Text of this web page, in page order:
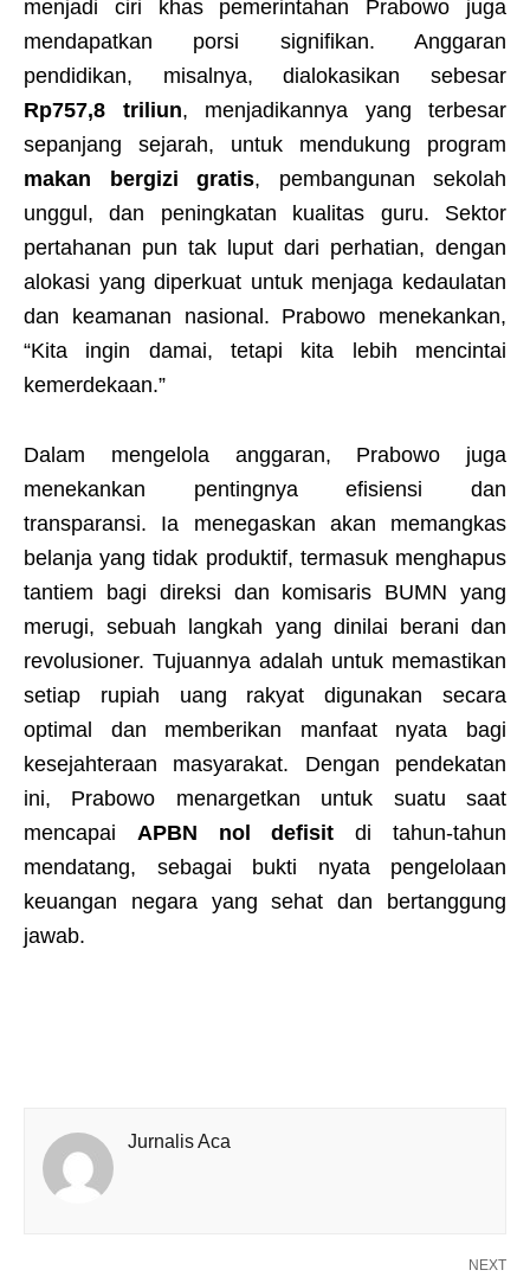
menjadi ciri khas pemerintahan Prabowo juga
mendapatkan porsi signifikan. Anggaran
pendidikan, misalnya, dialokasikan sebesar
Rp757,8 triliun, menjadikannya yang terbesar
sepanjang sejarah, untuk mendukung program
makan bergizi gratis, pembangunan sekolah
unggul, dan peningkatan kualitas guru. Sektor
pertahanan pun tak luput dari perhatian, dengan
alokasi yang diperkuat untuk menjaga kedaulatan
dan keamanan nasional. Prabowo menekankan,
“Kita ingin damai, tetapi kita lebih mencintai
kemerdekaan.”
Dalam mengelola anggaran, Prabowo juga
menekankan pentingnya efisiensi dan
transparansi. Ia menegaskan akan memangkas
belanja yang tidak produktif, termasuk menghapus
tantiem bagi direksi dan komisaris BUMN yang
merugi, sebuah langkah yang dinilai berani dan
revolusioner. Tujuannya adalah untuk memastikan
setiap rupiah uang rakyat digunakan secara
optimal dan memberikan manfaat nyata bagi
kesejahteraan masyarakat. Dengan pendekatan
ini, Prabowo menargetkan untuk suatu saat
mencapai APBN nol defisit di tahun-tahun
mendatang, sebagai bukti nyata pengelolaan
keuangan negara yang sehat dan bertanggung
jawab.
Jurnalis Aca
NEXT